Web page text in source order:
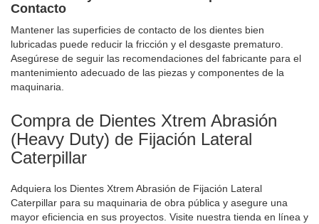
Contacto
Mantener las superficies de contacto de los dientes bien
lubricadas puede reducir la fricción y el desgaste prematuro.
Asegúrese de seguir las recomendaciones del fabricante para el
mantenimiento adecuado de las piezas y componentes de la
maquinaria.
Compra de Dientes Xtrem Abrasión
(Heavy Duty) de Fijación Lateral
Caterpillar
Adquiera los Dientes Xtrem Abrasión de Fijación Lateral
Caterpillar para su maquinaria de obra pública y asegure una
mayor eficiencia en sus proyectos. Visite nuestra tienda en línea y